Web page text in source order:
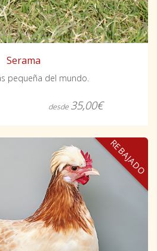
Serama
pequeña del mundo.
desde 35,00€
REBAJADO